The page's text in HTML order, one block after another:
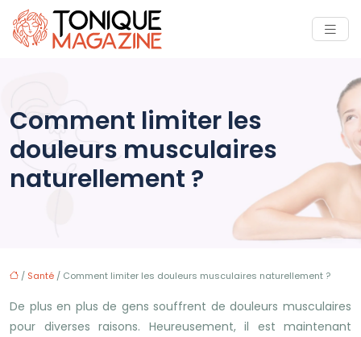
Comment limiter les
douleurs musculaires
naturellement ?
/ Santé / Comment limiter les douleurs musculaires naturellement ?
De plus en plus de gens souffrent de douleurs musculaires
pour diverses raisons. Heureusement, il est maintenant